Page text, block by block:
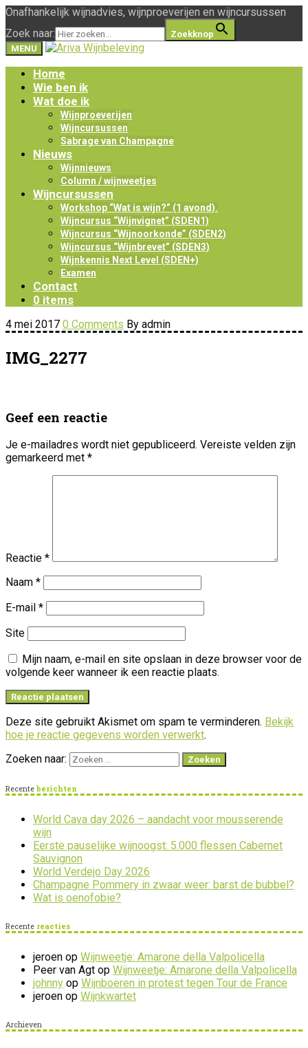
Onafhankelijk wijnadvies, wijnproeverijen en wijncursussen
Zoek naar:
Zoekknop
MENU
Home
Wie ben ik
Wat doe ik
Wijnproeverijen
Wijncursussen
Sabrage van Champagne
Nieuws
Wijnnieuws
Column / wijnweetjes
Wijncursussen
Workshop “Wat is wijn?” (1 avond).
Wijncursus “Wijnvignet” (SDEN1)
Wijncursus “Wijnoorkonde” (SDEN2)
Wijncursus “Wijnbrevet” (SDEN3)
Wijnkennis Next Level (SDEN+)
Examen
Contact
0 items
4 mei 2017 0 Comments By admin
IMG_2277
Geef een reactie
Je e-mailadres wordt niet gepubliceerd. Vereiste velden zijn
gemarkeerd met *
Reactie *
Naam *
E-mail *
Site
Mijn naam, e-mail en site opslaan in deze browser voor de
volgende keer wanneer ik een reactie plaats.
Deze site gebruikt Akismet om spam te verminderen. Bekijk
hoe je reactie gegevens worden verwerkt.
Zoeken naar:
Recente berichten
World Cava day 2026 – aandacht voor mousserende
wijn
Eerste pauselijke wijnoogst: 5.000 flessen Cabernet
Sauvignon
World Verdejo Day 2026
Champagne Pommery in zwaar weer: barst de bubbel?
Wat is oenofobie?
Recente reacties
jeroen op Wijnweetje: Amarone della Valpolicella
Peer van Agt op Wijnweetje: Amarone della Valpolicella
johnny op Wijnboeren in protest tegen Tour de France
jeroen op Wijnkwartet
Archieven